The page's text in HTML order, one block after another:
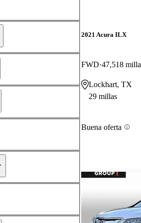
2021 Acura ILX
FWD 47,518
Lockhart, TX
29 millas
Buena oferta